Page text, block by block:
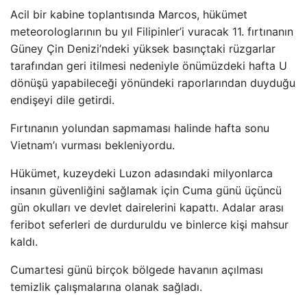
Acil bir kabine toplantısında Marcos, hükümet
meteorologlarının bu yıl Filipinler’i vuracak 11. fırtınanın
Güney Çin Denizi’ndeki yüksek basınçtaki rüzgarlar
tarafından geri itilmesi nedeniyle önümüzdeki hafta U
dönüşü yapabileceği yönündeki raporlarından duyduğu
endişeyi dile getirdi.
Fırtınanın yolundan sapmaması halinde hafta sonu
Vietnam’ı vurması bekleniyordu.
Hükümet, kuzeydeki Luzon adasındaki milyonlarca
insanın güvenliğini sağlamak için Cuma günü üçüncü
gün okulları ve devlet dairelerini kapattı. Adalar arası
feribot seferleri de durduruldu ve binlerce kişi mahsur
kaldı.
Cumartesi günü birçok bölgede havanın açılması
temizlik çalışmalarına olanak sağladı.